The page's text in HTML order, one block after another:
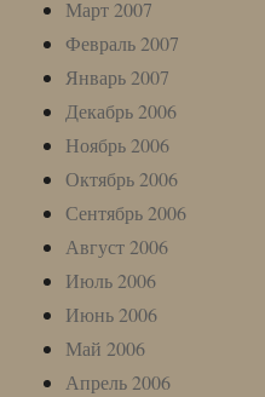
Март 2007
Февраль 2007
Январь 2007
Декабрь 2006
Ноябрь 2006
Октябрь 2006
Сентябрь 2006
Август 2006
Июль 2006
Июнь 2006
Май 2006
Апрель 2006